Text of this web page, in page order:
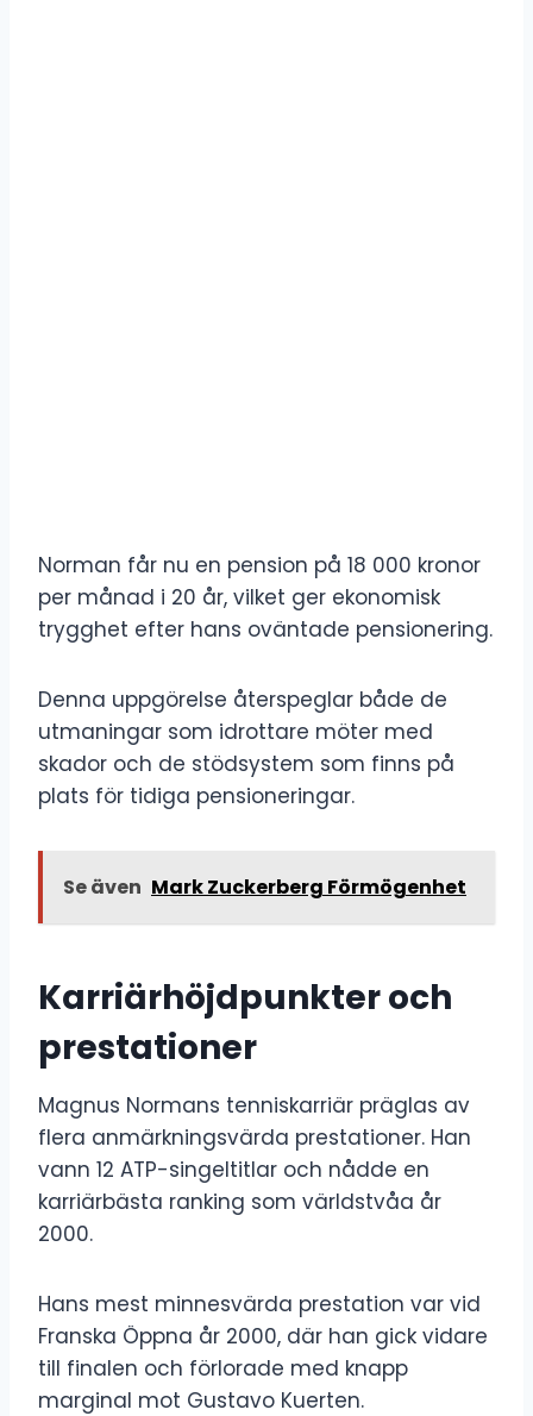
Norman får nu en pension på 18 000 kronor
per månad i 20 år, vilket ger ekonomisk
trygghet efter hans oväntade pensionering.
Denna uppgörelse återspeglar både de
utmaningar som idrottare möter med
skador och de stödsystem som finns på
plats för tidiga pensioneringar.
Se även Mark Zuckerberg Förmögenhet
Karriärhöjdpunkter och
prestationer
Magnus Normans tenniskarriär präglas av
flera anmärkningsvärda prestationer. Han
vann 12 ATP-singeltitlar och nådde en
karriärbästa ranking som världstvåa år
2000.
Hans mest minnesvärda prestation var vid
Franska Öppna år 2000, där han gick vidare
till finalen och förlorade med knapp
marginal mot Gustavo Kuerten.